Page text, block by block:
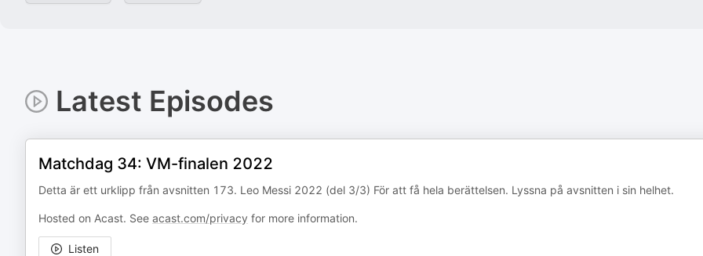
Latest Episodes
Matchdag 34: VM-finalen 2022
Detta är ett urklipp från avsnitten 173. Leo Messi 2022 (del 3/3) För att få hela berättelsen. Lyssna på avsnitten i sin helhet.
Hosted on Acast. See acast.com/privacy for more information.
Listen